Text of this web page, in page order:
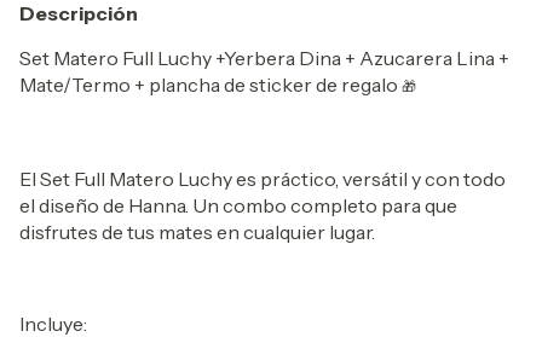
Descripción
Set Matero Full Luchy +Yerbera Dina + Azucarera Lina +
Mate/Termo + plancha de sticker de regalo 🎁
El Set Full Matero Luchy es práctico, versátil y con todo
el diseño de Hanna. Un combo completo para que
disfrutes de tus mates en cualquier lugar.
Incluye: